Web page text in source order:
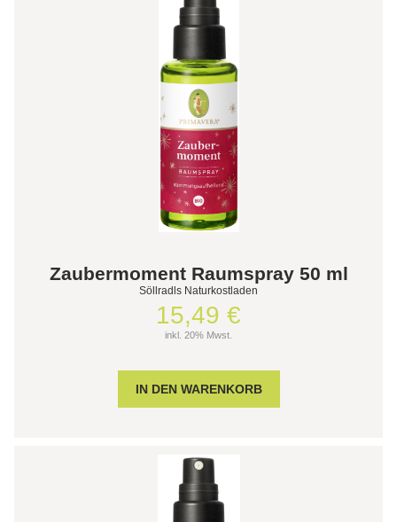
Zaubermoment Raumspray 50 ml
Söllradls Naturkostladen
15,49 €
inkl. 20% Mwst.